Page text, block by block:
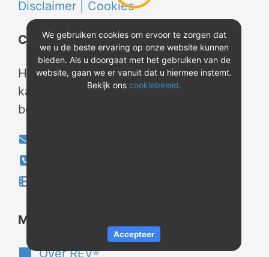
Disclaimer | Cookies
Contact
Heeft u vragen? Neem tijdens
kantooruren contact met ons op of
bekijk onze instructievideo's.
Meer over REV
Over REV®
We gebruiken cookies om ervoor te zorgen dat
we u de beste ervaring op onze website kunnen
bieden. Als u doorgaat met het gebruiken van de
website, gaan we er vanuit dat u hiermee instemt.
Bekijk ons cookiebeleid.
Accepteer